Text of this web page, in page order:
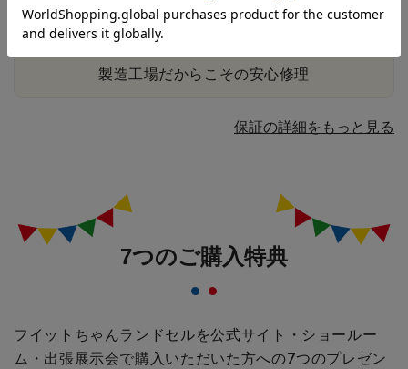
迅速な修理
製造工場だからこその安心修理
保証の詳細をもっと見る
7つのご購入特典
フイットちゃんランドセルを公式サイト・ショールー
ム・出張展示会で購入いただいた方への7つのプレゼン